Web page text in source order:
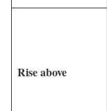
Rise above